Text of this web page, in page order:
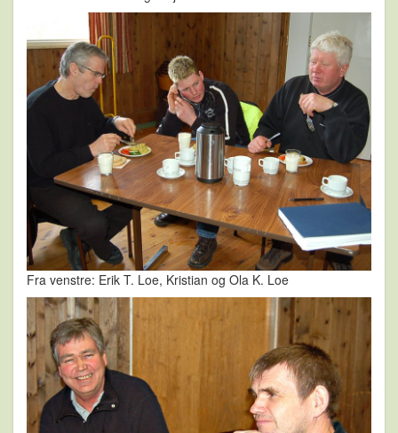
Fra venstre: Erik T. Loe, Kristian og Ola K. Loe